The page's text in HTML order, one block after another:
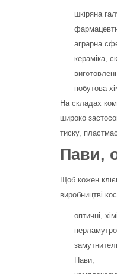
шкіряна
аграрна
кераміка,
побутова
На складах
широко
тиску,
Пави,
Щоб кожен
виробництві
оптичні,
Пави;